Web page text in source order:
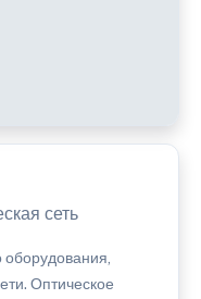
сеть
Оптическое